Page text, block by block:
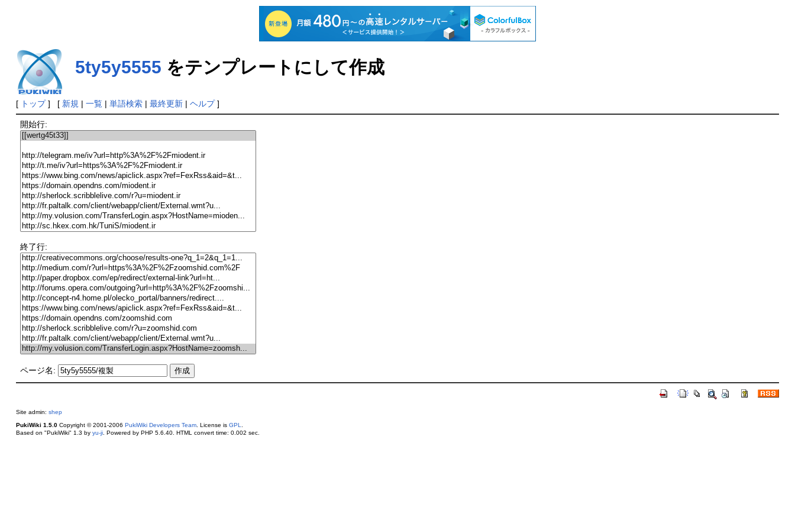
5ty5y5555 をテンプレートにして作成
[ トップ] [ 新規 | 一覧| 単語検索| 最終更新| ヘルプ]
開始行:
終了行:
ページ名:
Site admin: shep
PukiWiki 1.5.0Copyright © 2001-2006 PukiWiki Developers Team. License is GPL.
Based on "PukiWiki" 1.3 by yu-ji. Powered by PHP 5.6.40. HTML convert time: 0.002 sec.